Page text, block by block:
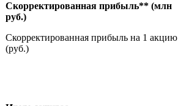
Скорректированная прибыль** (млн
руб.)
Скорректированная прибыль на 1 акцию
(руб.)